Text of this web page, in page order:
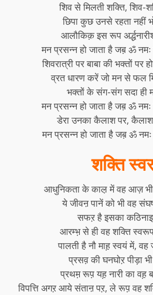
शिव से मिलती शक्ति, शिव-
छिपा कुछ उनसे रहता नहीं
आलौकिक़ इस रूप
मन प्रसन्न हो जाता है जब़ ॐ
शिवरात्री पर बाबा की भक्तों पर
व्रत धारण करें जो मन से फल
भक्तों के संग-संग सदा ही
मन प्रसन्न हो जाता है जब़ ॐ
डेरा उनका कैलाश पर,
मन प्रसन्न हो जाता है जब़ ॐ
शक्ति
आधुनिकता के काल़ में वह आज़ भी
ये जीवऩ पानें को भी वह
सफऱ है इसका
आरम्भ़ से ही वह शक्ति
पालती है नौ माह़ स्वयं में, वह
प्रसव़ की घनघोऱ पीड़ा
प्रथम़ रूप़ यह़ नारी का वह़
विपत्ति अगऱ आये संताऩ पऱ, ले रूप़ वह